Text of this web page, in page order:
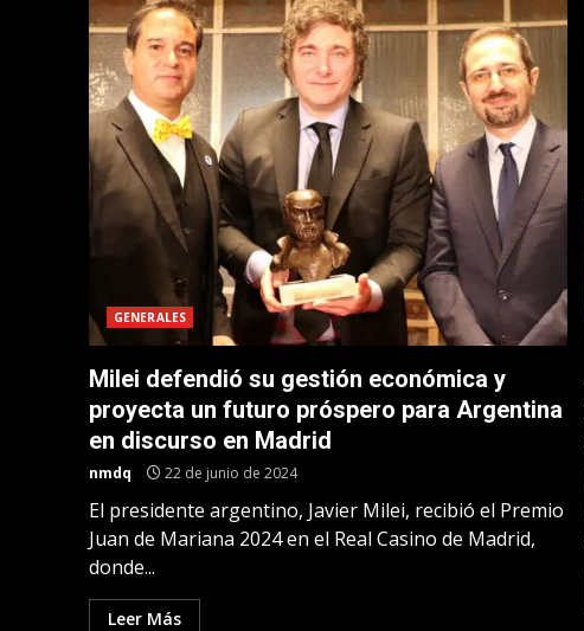
GENERALES
Milei defendió su gestión económica y
proyecta un futuro próspero para Argentina
en discurso en Madrid
nmdq 22 de junio de 2024
El presidente argentino, Javier Milei, recibió el Premio
Juan de Mariana 2024 en el Real Casino de Madrid,
donde...
Leer Más